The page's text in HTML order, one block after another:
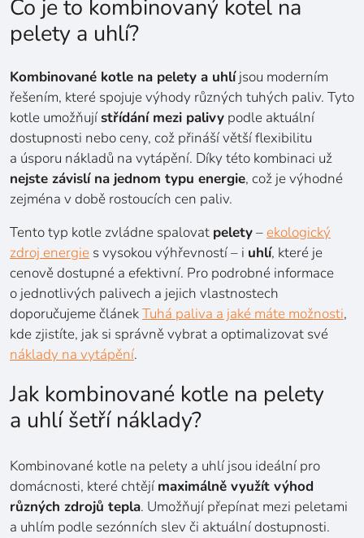
Co je to kombinovaný kotel na
pelety a uhlí?
Kombinované kotle na pelety a uhlíjsou moderním
řešením, které spojuje výhody různých tuhých paliv. Tyto
kotle umožňujístřídání mezi palivy podle aktuální
dostupnosti nebo ceny, což přináší větší flexibilitu
a úsporu nákladů na vytápění. Díky této kombinaci už
nejste závislí na jednom typu energie, což je výhodné
zejména v době rostoucích cen paliv.
Tento typ kotle zvládne spalovat pelety–ekologický
zdroj energie s vysokou výhřevností – i uhlí, které je
cenově dostupné a efektivní. Pro podrobné informace
o jednotlivých palivech a jejich vlastnostech
doporučujeme článekTuhá paliva a jaké máte možnosti,
kde zjistíte, jak si správně vybrat a optimalizovat své
náklady na vytápění.
Jak kombinované kotle na pelety
a uhlí šetří náklady?
Kombinované kotle na pelety a uhlí jsou ideální pro
domácnosti, které chtějí maximálně využít výhod
různých zdrojů tepla. Umožňují přepínat mezi peletami
a uhlím podle sezónních slev či aktuální dostupnosti.